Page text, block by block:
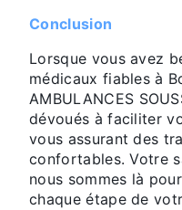
Conclusion
Lorsque vous avez
médicaux fiables à
AMBULANCES
dévoués à faciliter
vous assurant des
confortables. Votre
nous sommes là
chaque étape de